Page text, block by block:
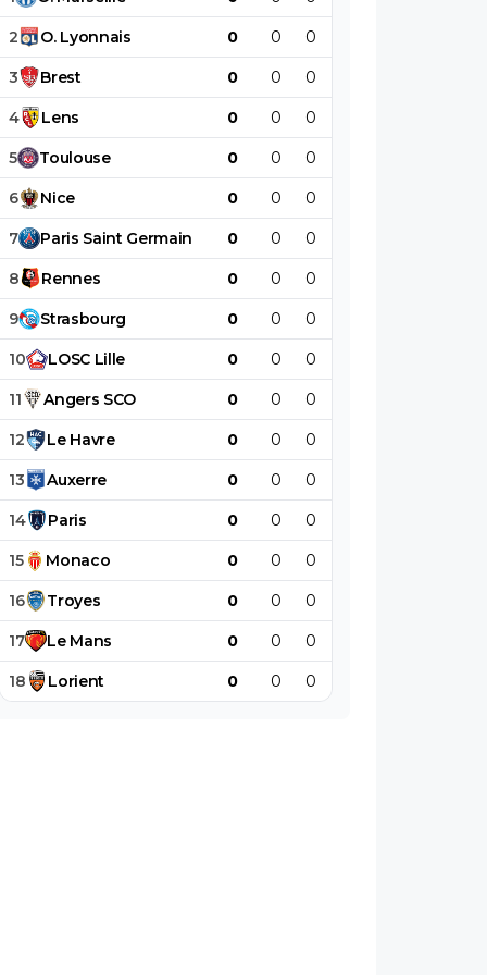
2 O. Lyonnais 0 0 0
3 Brest 0 0 0
4 Lens 0 0 0
5 Toulouse 0 0 0
6 Nice 0 0 0
7 Paris Saint Germain 0 0 0
8 Rennes 0 0 0
9 Strasbourg 0 0 0
10 LOSC Lille 0 0 0
11 Angers SCO 0 0 0
12 Le Havre 0 0 0
13 Auxerre 0 0 0
14 Paris 0 0 0
15 Monaco 0 0 0
16 Troyes 0 0 0
17 Le Mans 0 0 0
18 Lorient 0 0 0